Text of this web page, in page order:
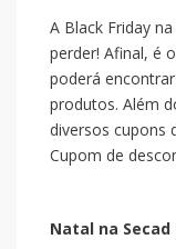
A Black Friday na
perder! Afinal, é
poderá
produtos. Além
diversos cupons
Cupom de
Natal na Secad